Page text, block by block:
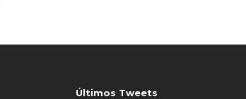
Últimos Tweets